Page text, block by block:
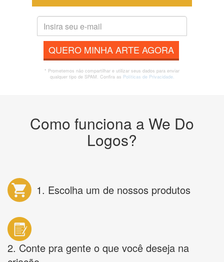
QUERO MINHA ARTE AGORA
* Prometemos não compartilhar e utilizar seus dados para enviar
qualquer tipo de SPAM. Confira as Políticas de Privacidade.
Como funciona a We Do
Logos?
1. Escolha um de nossos produtos
2. Conte pra gente o que você deseja na